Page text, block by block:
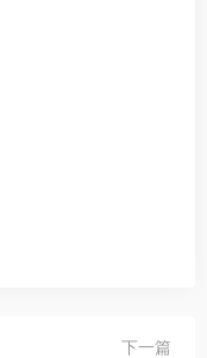
下一篇